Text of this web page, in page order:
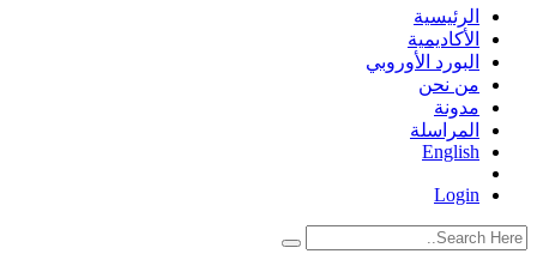
الرئيسية
الأكاديمية
البورد الأوروبي
من نحن
مدونة
المراسلة
English
Login